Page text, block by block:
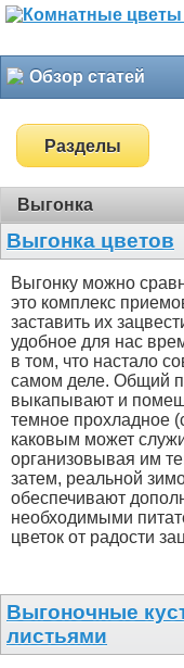
Обзор статей
Разделы
Выгонка
Выгонка цветов
Выгонку можно
это комплекс
заставить их
удобное для нас
в том, что настало
самом деле. Общий
выкапывают и
темное прохладное
каковым может
организовывая им
затем, реальной
обеспечивают
необходимыми
цветок от радости
Выгоночные
листьями